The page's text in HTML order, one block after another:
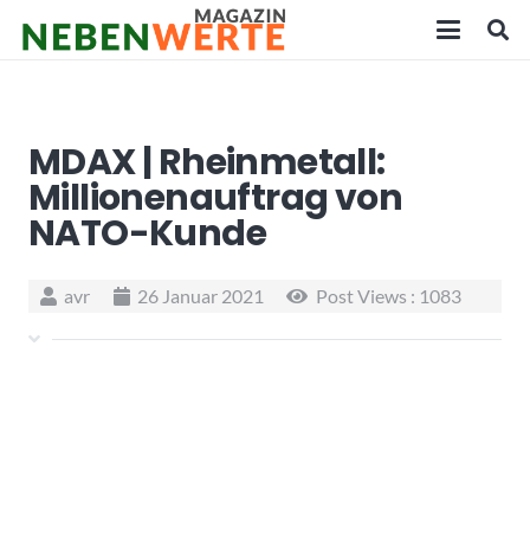
MDAX | Rheinmetall:
Millionenauftrag von
NATO-Kunde
avr 26 Januar 2021 Post Views : 1083